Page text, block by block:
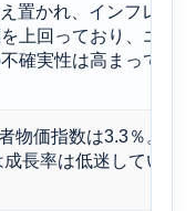
置かれ、インフレ率
上回っており、エネ
確実性は高まってい
物価指数は3.3％。最
長率は低迷してい